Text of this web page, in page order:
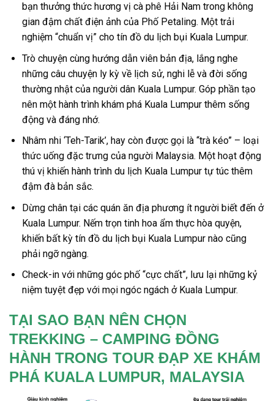
bạn thưởng thức hương vị cà phê Hải Nam trong không
gian đậm chất điện ảnh của Phố Petaling. Một trải
nghiệm “chuẩn vị” cho tín đồdu lịch bụi Kuala Lumpur.
Trò chuyện cùng hướng dẫn viên bản địa, lắng nghe
những câu chuyện ly kỳ về lịch sử, nghi lễ và đời sống
thường nhật của người dân Kuala Lumpur. Góp phần tạo
nên một hành trình khám pháKuala Lumpurthêm sống
động và đáng nhớ.
Nhâm nhi ‘Teh-Tarik’, hay còn được gọi là “trà kéo” – loại
thức uống đặc trưng của người Malaysia. Một hoạt động
thú vị khiến hành trình du lịch Kuala Lumpur tự túcthêm
đậm đà bản sắc.
Dừng chân tại các quán ăn địa phương ít người biết đến ở
Kuala Lumpur. Nếm trọn tinh hoa ẩm thực hòa quyện,
khiến bất kỳ tín đồ du lịch bụi Kuala Lumpurnào cũng
phải ngỡ ngàng.
Check-in với những góc phố “cực chất”, lưu lại những kỷ
niệm tuyệt đẹp với mọi ngóc ngách ở Kuala Lumpur.
TẠI SAO BẠN NÊN CHỌN
TREKKING – CAMPING ĐỒNG
HÀNH TRONG TOUR ĐẠP XE KHÁM
PHÁ KUALA LUMPUR, MALAYSIA